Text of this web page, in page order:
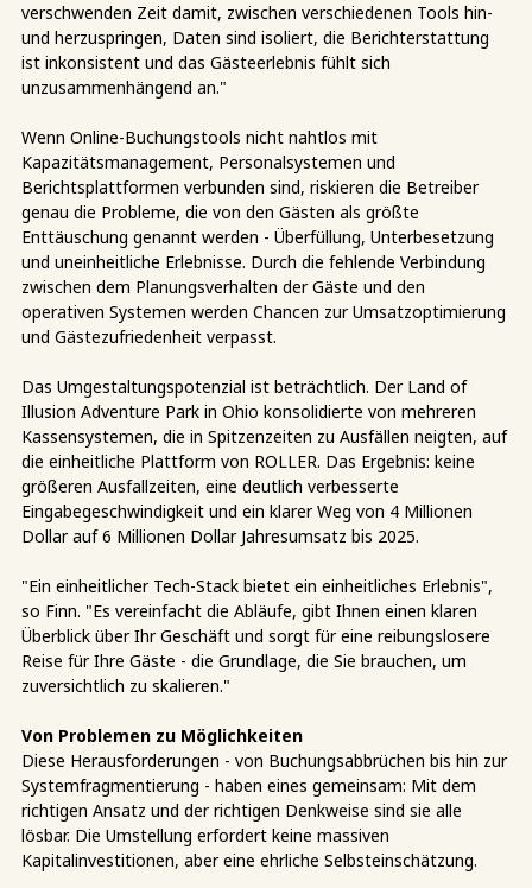
verschwenden Zeit damit, zwischen verschiedenen Tools hin-
und herzuspringen, Daten sind isoliert, die Berichterstattung
ist inkonsistent und das Gästeerlebnis fühlt sich
unzusammenhängend an."
Wenn Online-Buchungstools nicht nahtlos mit
Kapazitätsmanagement, Personalsystemen und
Berichtsplattformen verbunden sind, riskieren die Betreiber
genau die Probleme, die von den Gästen als größte
Enttäuschung genannt werden - Überfüllung, Unterbesetzung
und uneinheitliche Erlebnisse. Durch die fehlende Verbindung
zwischen dem Planungsverhalten der Gäste und den
operativen Systemen werden Chancen zur Umsatzoptimierung
und Gästezufriedenheit verpasst.
Das Umgestaltungspotenzial ist beträchtlich. Der Land of
Illusion Adventure Park in Ohio konsolidierte von mehreren
Kassensystemen, die in Spitzenzeiten zu Ausfällen neigten, auf
die einheitliche Plattform von ROLLER. Das Ergebnis: keine
größeren Ausfallzeiten, eine deutlich verbesserte
Eingabegeschwindigkeit und ein klarer Weg von 4 Millionen
Dollar auf 6 Millionen Dollar Jahresumsatz bis 2025.
"Ein einheitlicher Tech-Stack bietet ein einheitliches Erlebnis",
so Finn. "Es vereinfacht die Abläufe, gibt Ihnen einen klaren
Überblick über Ihr Geschäft und sorgt für eine reibungslosere
Reise für Ihre Gäste - die Grundlage, die Sie brauchen, um
zuversichtlich zu skalieren."
Von Problemen zu Möglichkeiten
Diese Herausforderungen - von Buchungsabbrüchen bis hin zur
Systemfragmentierung - haben eines gemeinsam: Mit dem
richtigen Ansatz und der richtigen Denkweise sind sie alle
lösbar. Die Umstellung erfordert keine massiven
Kapitalinvestitionen, aber eine ehrliche Selbsteinschätzung.